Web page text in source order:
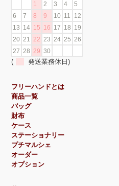
1
2 3 4
5
6
7 8 9 10 11
12
13
14 15 16 17 18
19
20 21 22 23 24 25
26
27
28 29 30
( 発送業務休日)
フリーハンドとは
商品一覧
バッグ
財布
ケース
ステーショナリー
プチマルシェ
オーダー
オプション